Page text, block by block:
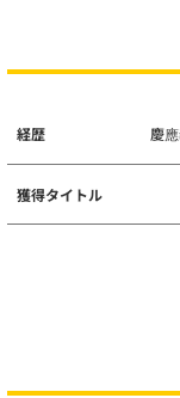
経歴 慶
獲得タイトル